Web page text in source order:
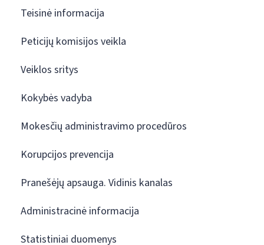
Teisinė informacija
Peticijų komisijos veikla
Veiklos sritys
Kokybės vadyba
Mokesčių administravimo procedūros
Korupcijos prevencija
Pranešėjų apsauga. Vidinis kanalas
Administracinė informacija
Statistiniai duomenys